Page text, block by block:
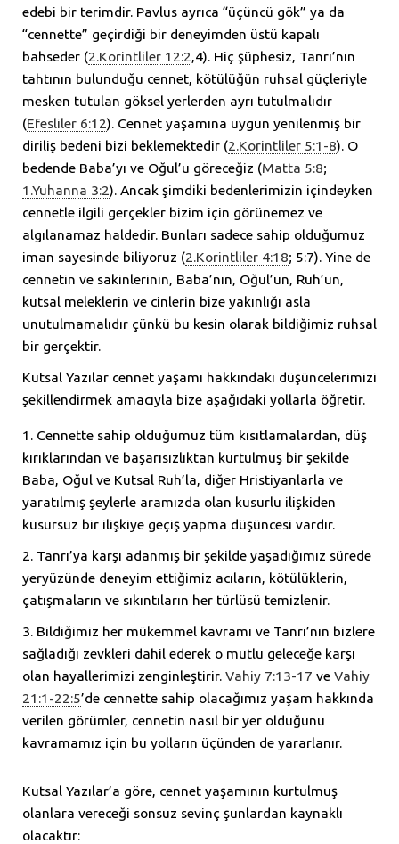
edebi bir terimdir. Pavlus ayrıca “üçüncü gök” ya da
“cennette” geçirdiği bir deneyimden üstü kapalı
bahseder (2.Korintliler 12:2,4). Hiç şüphesiz, Tanrı’nın
tahtının bulunduğu cennet, kötülüğün ruhsal güçleriyle
mesken tutulan göksel yerlerden ayrı tutulmalıdır
(Efesliler 6:12). Cennet yaşamına uygun yenilenmiş bir
diriliş bedeni bizi beklemektedir (2.Korintliler 5:1-8). O
bedende Baba’yı ve Oğul’u göreceğiz (Matta 5:8;
1.Yuhanna 3:2). Ancak şimdiki bedenlerimizin içindeyken
cennetle ilgili gerçekler bizim için görünemez ve
algılanamaz haldedir. Bunları sadece sahip olduğumuz
iman sayesinde biliyoruz (2.Korintliler 4:18; 5:7). Yine de
cennetin ve sakinlerinin, Baba’nın, Oğul’un, Ruh’un,
kutsal meleklerin ve cinlerin bize yakınlığı asla
unutulmamalıdır çünkü bu kesin olarak bildiğimiz ruhsal
bir gerçektir.
Kutsal Yazılar cennet yaşamı hakkındaki düşüncelerimizi
şekillendirmek amacıyla bize aşağıdaki yollarla öğretir.
Cennette sahip olduğumuz tüm kısıtlamalardan, düş
kırıklarından ve başarısızlıktan kurtulmuş bir şekilde
Baba, Oğul ve Kutsal Ruh’la, diğer Hristiyanlarla ve
yaratılmış şeylerle aramızda olan kusurlu ilişkiden
kusursuz bir ilişkiye geçiş yapma düşüncesi vardır.
Tanrı’ya karşı adanmış bir şekilde yaşadığımız sürede
yeryüzünde deneyim ettiğimiz acıların, kötülüklerin,
çatışmaların ve sıkıntıların her türlüsü temizlenir.
Bildiğimiz her mükemmel kavramı ve Tanrı’nın bizlere
sağladığı zevkleri dahil ederek o mutlu geleceğe karşı
olan hayallerimizi zenginleştirir. Vahiy 7:13-17 ve Vahiy
21:1-22:5’de cennette sahip olacağımız yaşam hakkında
verilen görümler, cennetin nasıl bir yer olduğunu
kavramamız için bu yolların üçünden de yararlanır.
Kutsal Yazılar’a göre, cennet yaşamının kurtulmuş
olanlara vereceği sonsuz sevinç şunlardan kaynaklı
olacaktır: